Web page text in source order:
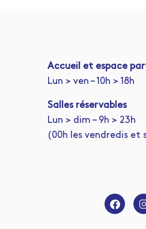
Accueil et espace
Lun > ven – 10h > 18h
Salles réservables
Lun > dim – 9h > 23h
(00h les vendredis et